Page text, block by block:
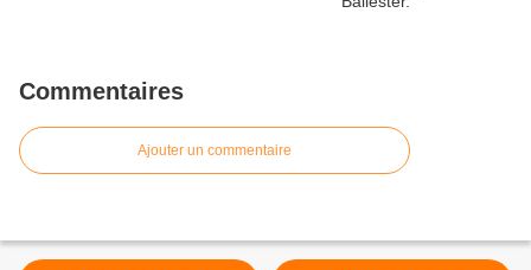
Commentaires
Ajouter un commentaire